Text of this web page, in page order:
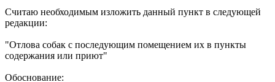
Считаю необходимым изложить данный пункт в следующей
редакции:
"Отлова собак с последующим помещением их в пункты
содержания или приют"
Обоснование: